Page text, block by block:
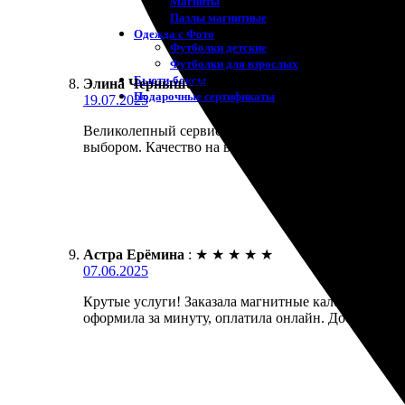
Пазлы магнитные
Одежда с Фото
Футболки детские
Футболки для взрослых
Бьюти-боксы
Подарочные сертификаты
Элина Чернышева
19.07.2025
Великолепный сервис! Заказала магнитные
выбором. Качество на высоте, детали
Астра Ерёмина : ★ ★ ★ ★ ★
07.06.2025
Крутые услуги! Заказала магнитные календари,
оформила за минуту, оплатила онлайн. Доставка